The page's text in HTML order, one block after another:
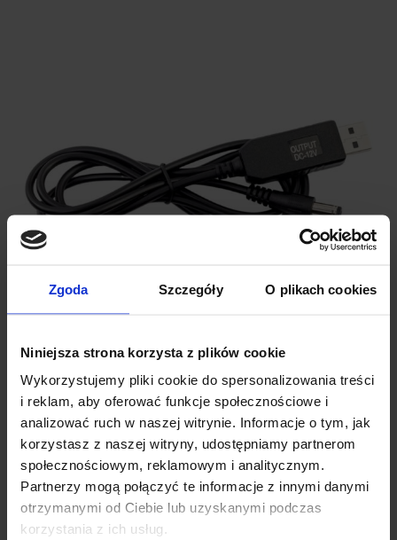
Zgoda Szczegóły O plikach cookies
Niniejsza strona korzysta z plików cookie
Wykorzystujemy pliki cookie do spersonalizowania treści
i reklam, aby oferować funkcje społecznościowe i
analizować ruch w naszej witrynie. Informacje o tym, jak
korzystasz z naszej witryny, udostępniamy partnerom
społecznościowym, reklamowym i analitycznym.
Partnerzy mogą połączyć te informacje z innymi danymi
otrzymanymi od Ciebie lub uzyskanymi podczas
korzystania z ich usług.
SPECYFIKACJA TECHNICZNA:
Typ Przetwornicy: Step-up (podwyższająca napięcie)
Napięcie Wejściowe:5 V
Napięcie Wyjściowe:12 V
Maksymalny Prąd:1 A
Maksymalna Moc:10 W